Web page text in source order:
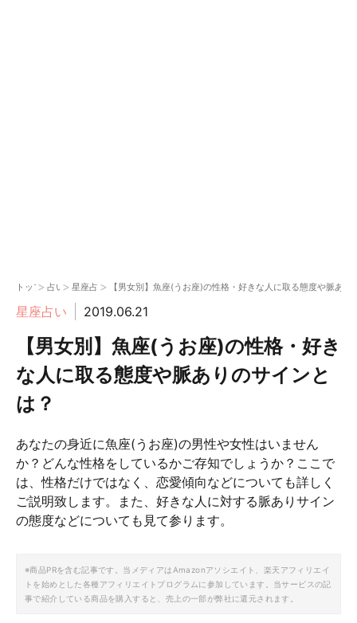
トップ> 占い> 星座占い
> 【男女別】魚座(うお座)の性格・好きな人に取る態度や脈あり
星座占い 2019.06.21
【男女別】魚座(うお座)の性格・好き
な人に取る態度や脈ありのサインと
は？
あなたの身近に魚座(うお座)の男性や女性はいません
か？どんな性格をしているかご存知でしょうか？ここで
は、性格だけではなく、恋愛傾向などについても詳しく
ご説明致します。また、好きな人に対する脈ありサイン
の態度などについても見て参ります。
※商品PRを含む記事です。当メディアはAmazonアソシエイト、楽天アフィリエイ
トを始めとした各種アフィリエイトプログラムに参加しています。当サービスの記
事で紹介している商品を購入すると、売上の一部が弊社に還元されます。